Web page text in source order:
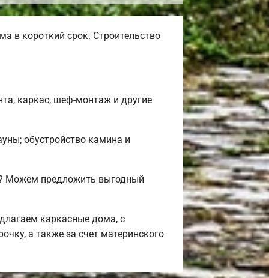
в короткий срок. Строительство
каркас, шеф-монтаж и другие
обустройство камина и
Можем предложить выгодный
каркасные дома, с
а также за счет материнского